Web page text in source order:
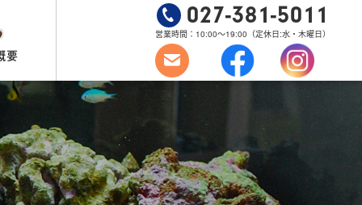
要
027-381-5011
営業時間：10:00～19:00 （定休日:水・木曜日）